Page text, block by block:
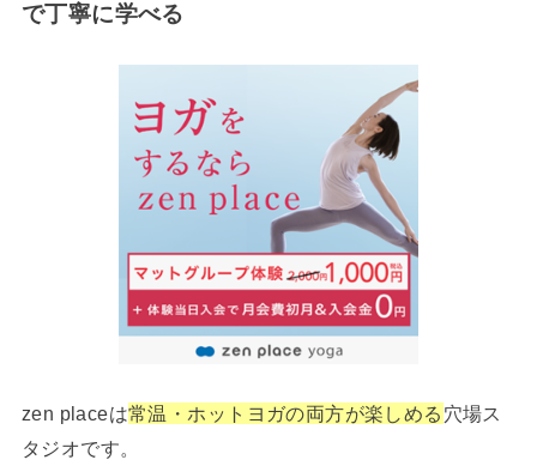
で丁寧に学べる
zen placeは常温・ホットヨガの両方が楽しめる 穴場ス
タジオです。